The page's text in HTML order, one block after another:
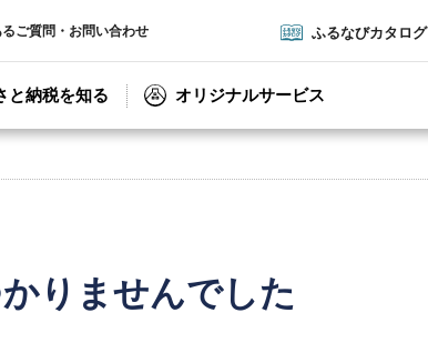
ご質問・お問い合わせ ふるなびカタログ
と納税を知る オリジナルサービス
りませんでした